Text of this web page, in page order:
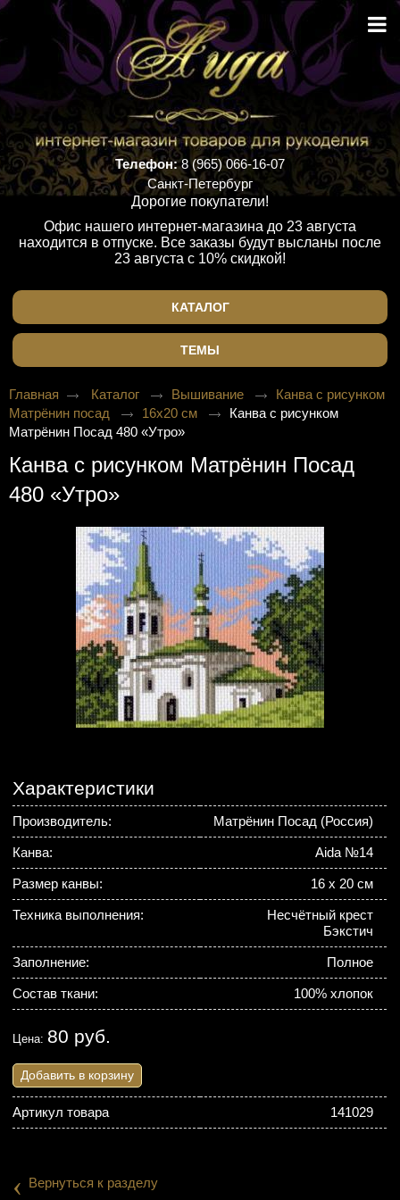
Телефон:8 (965) 066-16-07
Санкт-Петербург
Дорогие покупатели!
Офис нашего интернет-магазина до 23 августа
находится в отпуске. Все заказы будут высланы после
23 августа с 10% скидкой!
КАТАЛОГ
ТЕМЫ
Главная Каталог Вышивание
Канва с рисунком
Матрёнин посад
16х20 см
Канва с рисунком
Матрёнин Посад 480 «Утро»
Канва с рисунком Матрёнин Посад
480 «Утро»
Характеристики
Производитель: Матрёнин Посад (Россия)
Канва: Aida №14
Размер канвы: 16 х 20 см
Техника выполнения:
Несчётный крест
Бэкстич
Заполнение: Полное
Состав ткани: 100% хлопок
Цена: 80 руб.
Добавить в корзину
Артикул товара 141029
‹ Вернуться к разделу